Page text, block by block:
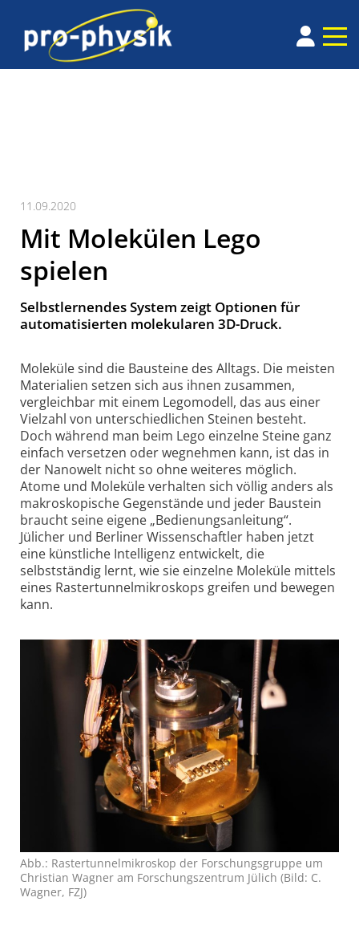
11.09.2020
Mit Molekülen Lego
spielen
Selbstlernendes System zeigt Optionen für
automatisierten molekularen 3D-Druck.
Moleküle sind die Bausteine des Alltags. Die meisten
Materialien setzen sich aus ihnen zusammen,
vergleichbar mit einem Legomodell, das aus einer
Vielzahl von unterschiedlichen Steinen besteht.
Doch während man beim Lego einzelne Steine ganz
einfach versetzen oder wegnehmen kann, ist das in
der Nanowelt nicht so ohne weiteres möglich.
Atome und Moleküle verhalten sich völlig anders als
makro­skopische Gegen­stände und jeder Baustein
braucht seine eigene „Bedienungs­anleitung“.
Jülicher und Berliner Wissenschaftler haben jetzt
eine künstliche Intelligenz entwickelt, die
selbstständig lernt, wie sie einzelne Moleküle mittels
eines Raster­tunnel­mikroskops greifen und bewegen
kann.
Abb.: Raster­tunnel­mikroskop der Forschungs­gruppe um
Christian Wagner am Forschungs­zentrum Jülich (Bild: C.
Wagner, FZJ)